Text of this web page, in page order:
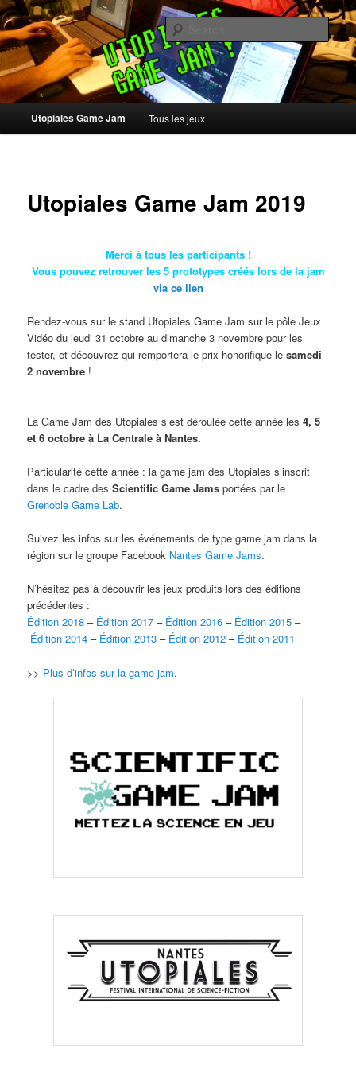
Skip
to
primary
contentUtopiales Game Jam
Utopiales Game Jam Tous les jeux
Utopiales Game Jam 2019
Merci à tous les participants !
Vous pouvez retrouver les 5 prototypes créés lors de la jam
via ce lien
Rendez-vous sur le stand Utopiales Game Jam sur le pôle Jeux
Vidéo du jeudi 31 octobre au dimanche 3 novembre pour les
tester, et découvrez qui remportera le prix honorifique lesamedi
2 novembre !
—-
La Game Jam des Utopiales s’est déroulée cette année les4, 5
et 6 octobre à La Centrale à Nantes.
Particularité cette année : la game jam des Utopiales s’inscrit
dans le cadre desScientific Game Jams portées par le
Grenoble Game Lab.
Suivez les infos sur les événements de type game jam dans la
région sur le groupe Facebook Nantes Game Jams.
N’hésitez pas à découvrir les jeux produits lors des éditions
précédentes :
Édition 2018 – Édition 2017 – Édition 2016 – Édition 2015 –
Édition 2014 – Édition 2013 – Édition 2012 – Édition 2011
>> Plus d’infos sur la game jam.